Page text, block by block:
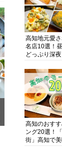
高知地元愛
名店10選！
どっぷり深
知グルメPro
高知のおす
ング20選！
街」高知で